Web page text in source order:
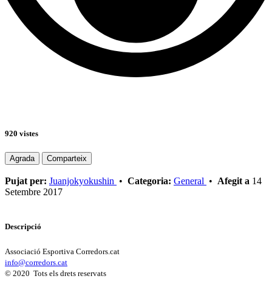
920 vistes
Agrada Comparteix
Pujat per: Juanjokyokushin • Categoria: General • Afegit a 14
Setembre 2017
Descripció
Associació Esportiva Corredors.cat
info@corredors.cat
© 2020 Tots els drets reservats